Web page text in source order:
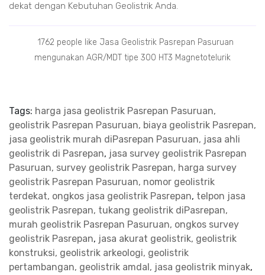
dekat dengan Kebutuhan Geolistrik Anda.
1762 people like Jasa Geolistrik Pasrepan Pasuruan
mengunakan AGR/MDT tipe 300 HT3 Magnetotelurik
Tags: harga jasa geolistrik Pasrepan Pasuruan,
geolistrik Pasrepan Pasuruan, biaya geolistrik Pasrepan,
jasa geolistrik murah diPasrepan Pasuruan, jasa ahli
geolistrik di Pasrepan, jasa survey geolistrik Pasrepan
Pasuruan, survey geolistrik Pasrepan, harga survey
geolistrik Pasrepan Pasuruan, nomor geolistrik
terdekat, ongkos jasa geolistrik Pasrepan, telpon jasa
geolistrik Pasrepan, tukang geolistrik diPasrepan,
murah geolistrik Pasrepan Pasuruan, ongkos survey
geolistrik Pasrepan, jasa akurat geolistrik, geolistrik
konstruksi, geolistrik arkeologi, geolistrik
pertambangan, geolistrik amdal, jasa geolistrik minyak,